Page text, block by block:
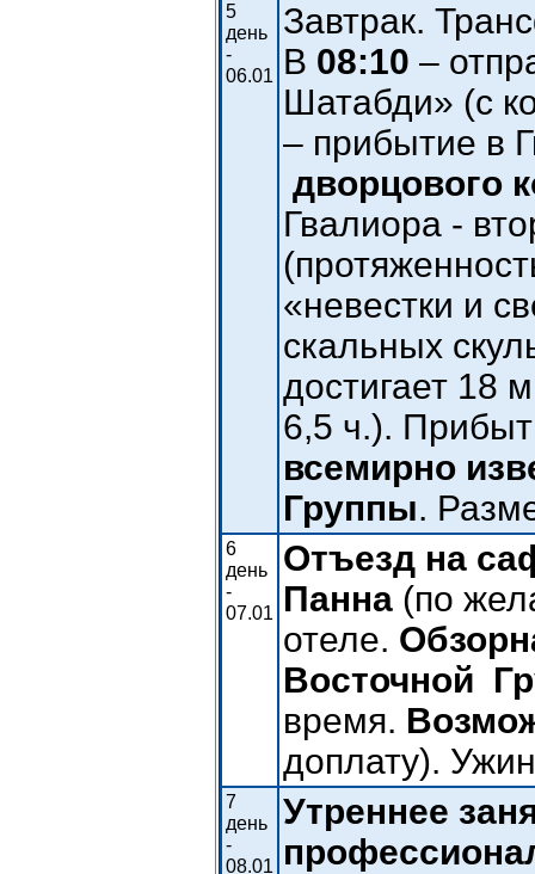
5
день
-
06.01
Завтрак.
В 08:10 –
Шатабди» (c
– прибытие в
дворцового
Гвалиора -
«невестки и
скальных
достигает 18
6,5 ч.).
всемирно
Группы.
6
день
-
07.01
Отъезд на
Панна (по
отеле.
Восточной
время.
доплату).
7
день
-
08.01
Утреннее